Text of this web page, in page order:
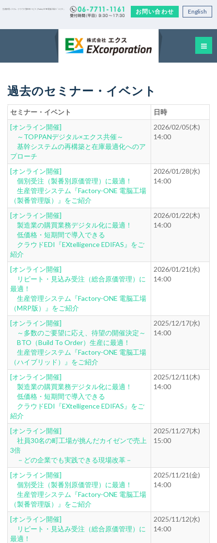
お問い合わせ English
生産管理システム・クラウド型EDIサービス｜Factory-ONE 電脳工場の「エクス」
過去のセミナー・イベント
セミナー・イベント
日時
[オンライン開催]
～TOPPANデジタル×エクス共催～
基幹システムの再構築と在庫最適化へのア
プローチ
2026/02/05(木)
14:00
[オンライン開催]
個別受注（製番別原価管理）に最適！
生産管理システム『Factory-ONE 電脳工場
（製番管理版）』をご紹介
2026/01/28(水)
14:00
[オンライン開催]
製造業の購買業務デジタル化に最適！
低価格・短期間で導入できる
クラウドEDI『EXtelligence EDIFAS』をご
紹介
2026/01/22(木)
14:00
[オンライン開催]
リピート・見込み受注（総合原価管理）に
最適！
生産管理システム『Factory-ONE 電脳工場
（MRP版）』をご紹介
2026/01/21(水)
14:00
[オンライン開催]
～多数のご要望に応え、待望の開催決定～
BTO（Build To Order）生産に最適！
生産管理システム『Factory-ONE 電脳工場
（ハイブリッド）』をご紹介
2025/12/17(水)
14:00
[オンライン開催]
製造業の購買業務デジタル化に最適！
低価格・短期間で導入できる
クラウドEDI『EXtelligence EDIFAS』をご
紹介
2025/12/11(木)
14:00
[オンライン開催]
社員30名の町工場が挑んだカイゼンで売上
3倍
－どの企業でも実践できる現場改革－
2025/11/27(木)
15:00
[オンライン開催]
個別受注（製番別原価管理）に最適！
生産管理システム『Factory-ONE 電脳工場
（製番管理版）』をご紹介
2025/11/21(金)
14:00
[オンライン開催]
リピート・見込み受注（総合原価管理）に
最適！
2025/11/12(水)
14:00